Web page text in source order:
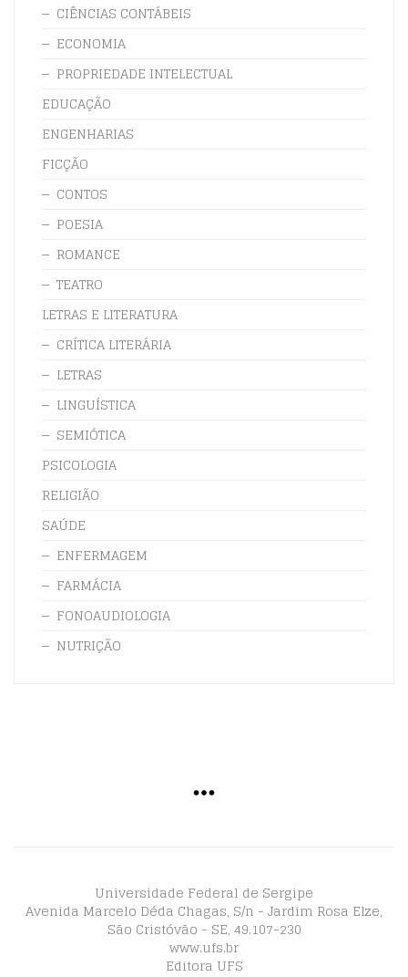
CIÊNCIAS CONTÁBEIS
ECONOMIA
PROPRIEDADE INTELECTUAL
EDUCAÇÃO
ENGENHARIAS
FICÇÃO
CONTOS
POESIA
ROMANCE
TEATRO
LETRAS E LITERATURA
CRÍTICA LITERÁRIA
LETRAS
LINGUÍSTICA
SEMIÓTICA
PSICOLOGIA
RELIGIÃO
SAÚDE
ENFERMAGEM
FARMÁCIA
FONOAUDIOLOGIA
NUTRIÇÃO
Universidade Federal de Sergipe
Avenida Marcelo Déda Chagas, S/n - Jardim Rosa Elze,
São Cristóvão - SE, 49.107-230
www.ufs.br
Editora UFS